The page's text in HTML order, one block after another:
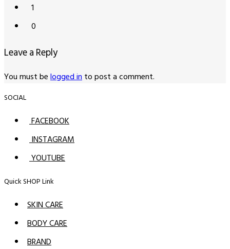
1
0
Leave a Reply
You must belogged into post a comment.
SOCIAL
FACEBOOK
INSTAGRAM
YOUTUBE
Quick SHOP Link
SKIN CARE
BODY CARE
BRAND